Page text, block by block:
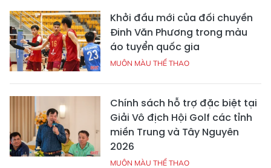
Khởi đầu mới của đối chuyền
Đinh Văn Phương trong màu
áo tuyển quốc gia
MUÔN MÀU THỂ THAO
Chính sách hỗ trợ đặc biệt tại
Giải Vô địch Hội Golf các tỉnh
miền Trung và Tây Nguyên
2026
MUÔN MÀU THỂ THAO